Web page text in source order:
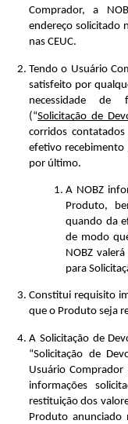
Comprador, a
endereço solicitado
nas CEUC.
Tendo o Usuário
satisfeito por
necessidade de
(“Solicitação de
corridos
efetivo recebimento
por último.
A NOBZ
Produto,
quando da
de modo
NOBZ
para
Constitui requisito
que o Produto seja
A Solicitação de
“Solicitação de
Usuário
informações
restituição dos
Produto anunciado